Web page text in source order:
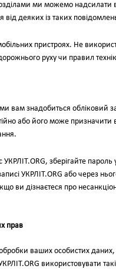
ми можемо надсилати
деяких із таких
пристроях. Не
руху чи правил
вам знадобиться обліковий
або його може
зберігайте пароль
УКРЛІТ.ORG або через
ви дізнаєтеся про
прав
ваших особистих
використовувати